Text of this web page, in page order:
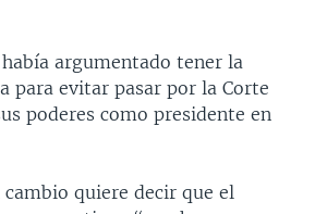
VOA
argumentado tener la
para evitar pasar por la Corte
poderes como presidente en
quiere decir que el